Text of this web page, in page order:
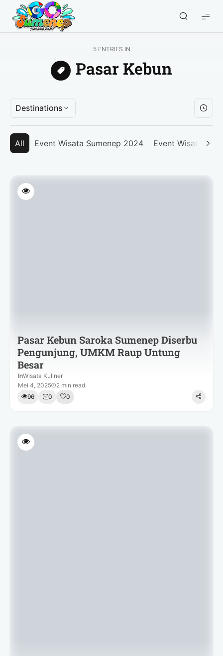
GO
Sumenep
5 ENTRIES IN
Pasar Kebun
Destinations
All Event Wisata Sumenep 2024 Event Wisata
Pasar Kebun Saroka Sumenep Diserbu
Pengunjung, UMKM Raup Untung
Besar
InWisata Kuliner
Mei 4, 2025
2 min read
96
0 0